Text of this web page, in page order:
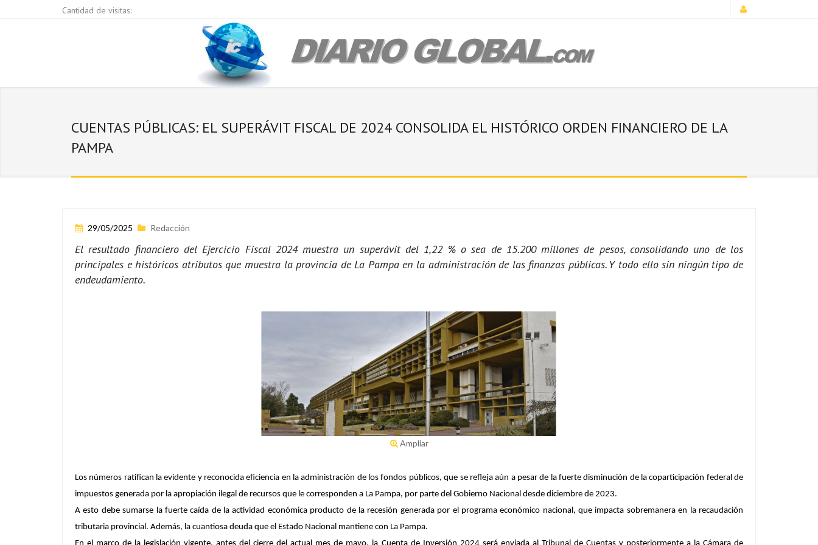
Cantidad de visitas:
CUENTAS PÚBLICAS: EL SUPERÁVIT FISCAL DE 2024 CONSOLIDA EL HISTÓRICO ORDEN FINANCIERO DE LA
PAMPA
29/05/2025 Redacción
El resultado financiero del Ejercicio Fiscal 2024 muestra un superávit del 1,22 % o sea de 15.200 millones de pesos, consolidando uno de los
principales e históricos atributos que muestra la provincia de La Pampa en la administración de las finanzas públicas. Y todo ello sin ningún tipo de
endeudamiento.
Ampliar
Los números ratifican la evidente y reconocida eficiencia en la administración de los fondos públicos, que se refleja aún a pesar de la fuerte disminución de la coparticipación federal de
impuestos generada por la apropiación ilegal de recursos que le corresponden a La Pampa, por parte del Gobierno Nacional desde diciembre de 2023.
A esto debe sumarse la fuerte caída de la actividad económica producto de la recesión generada por el programa económico nacional, que impacta sobremanera en la recaudación
tributaria provincial. Además, la cuantiosa deuda que el Estado Nacional mantiene con La Pampa.